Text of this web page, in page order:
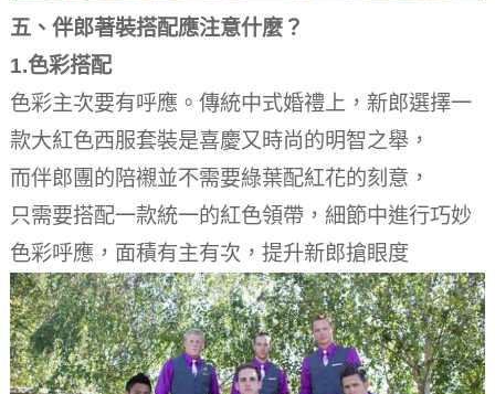
五、伴郎著裝搭配應注意什麼？
1.色彩搭配
色彩主次要有呼應。傳統中式婚禮上，新郎選擇一
款大紅色西服套裝是喜慶又時尚的明智之舉，
而伴郎團的陪襯並不需要綠葉配紅花的刻意，
只需要搭配一款統一的紅色領帶，細節中進行巧妙
色彩呼應，面積有主有次，提升新郎搶眼度